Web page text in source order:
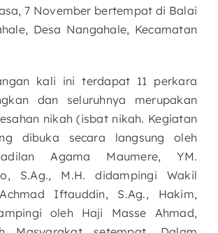
7 November bertempat di Balai
Desa Nangahale, Kecamatan
kali ini terdapat 11 perkara
dan seluruhnya merupakan
nikah (isbat nikah. Kegiatan
dibuka secara langsung oleh
Agama Maumere, YM.
S.Ag., M.H. didampingi Wakil
Iftauddin, S.Ag., Hakim,
oleh Haji Masse Ahmad,